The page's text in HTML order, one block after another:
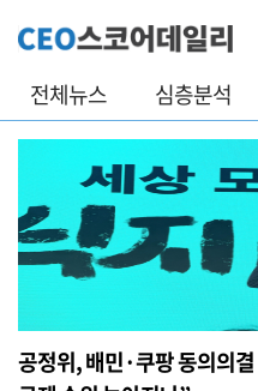
전체뉴스 심층분석
공정위, 배민·쿠팡 동의의